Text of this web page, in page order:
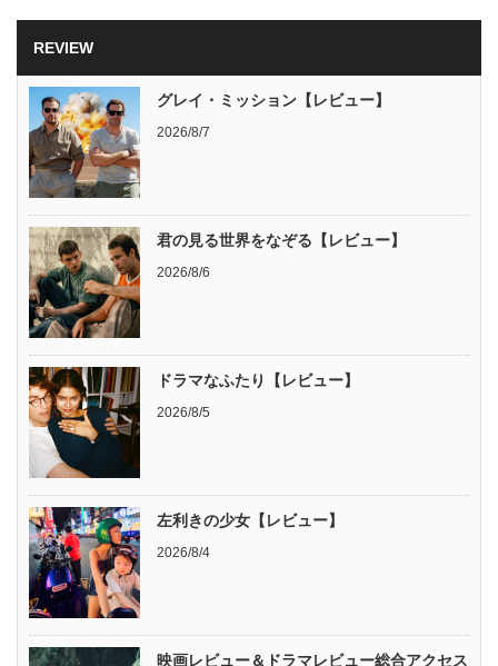
REVIEW
グレイ・ミッション【レビュー】
2026/8/7
君の見る世界をなぞる【レビュー】
2026/8/6
ドラマなふたり【レビュー】
2026/8/5
左利きの少女【レビュー】
2026/8/4
映画レビュー＆ドラマレビュー総合アクセス